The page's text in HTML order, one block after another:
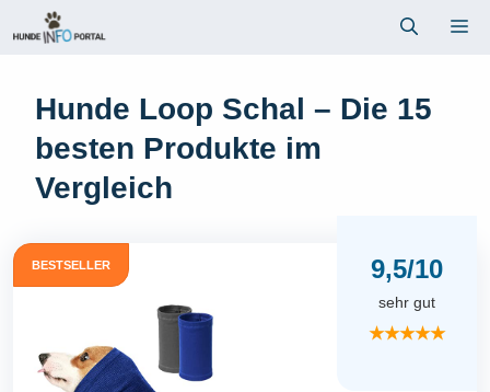
Inhalt
Hunde Loop Schal – Die 15
besten Produkte im
Vergleich
BESTSELLER 9,5/10
sehr gut
★★★★★